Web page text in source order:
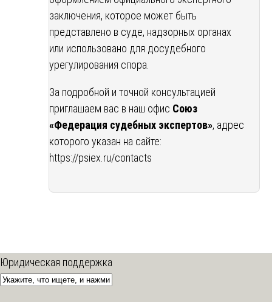
заключения, которое может быть
представлено в суде, надзорных органах
или использовано для досудебного
урегулирования спора.
За подробной и точной консультацией
приглашаем вас в наш офис Союз
«Федерация судебных экспертов», адрес
которого указан на сайте:
https://psiex.ru/contacts
Юридическая поддержка